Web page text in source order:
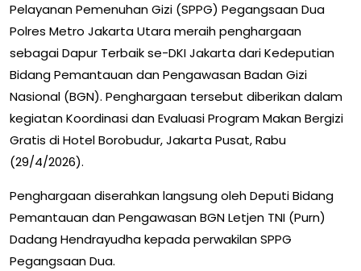
Pelayanan Pemenuhan Gizi (SPPG) Pegangsaan Dua
Polres Metro Jakarta Utara meraih penghargaan
sebagai Dapur Terbaik se-DKI Jakarta dari Kedeputian
Bidang Pemantauan dan Pengawasan Badan Gizi
Nasional (BGN). Penghargaan tersebut diberikan dalam
kegiatan Koordinasi dan Evaluasi Program Makan Bergizi
Gratis di Hotel Borobudur, Jakarta Pusat, Rabu
(29/4/2026).
Penghargaan diserahkan langsung oleh Deputi Bidang
Pemantauan dan Pengawasan BGN Letjen TNI (Purn)
Dadang Hendrayudha kepada perwakilan SPPG
Pegangsaan Dua.